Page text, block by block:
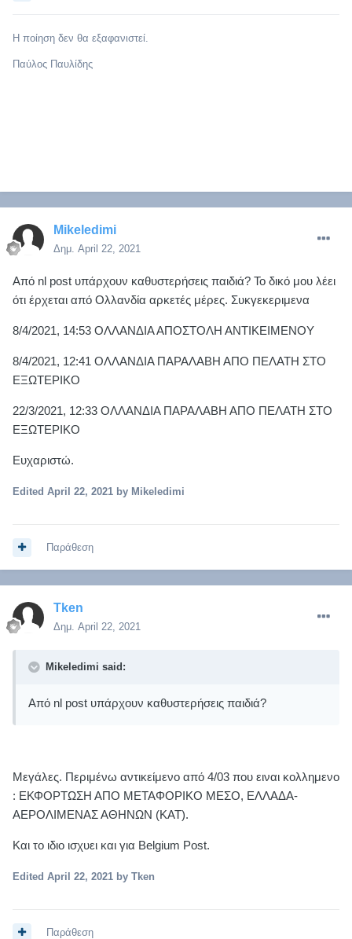
Η ποίηση δεν θα εξαφανιστεί.
Παύλος Παυλίδης
Mikeledimi
Δημ. April 22, 2021
Από nl post υπάρχουν καθυστερήσεις παιδιά? Το δικό μου λέει
ότι έρχεται από Ολλανδία αρκετές μέρες. Συκγεκεριμενα
8/4/2021, 14:53 ΟΛΛΑΝΔΙΑ ΑΠΟΣΤΟΛΗ ΑΝΤΙΚΕΙΜΕΝΟΥ
8/4/2021, 12:41 ΟΛΛΑΝΔΙΑ ΠΑΡΑΛΑΒΗ ΑΠΟ ΠΕΛΑΤΗ ΣΤΟ
ΕΞΩΤΕΡΙΚΟ
22/3/2021, 12:33 ΟΛΛΑΝΔΙΑ ΠΑΡΑΛΑΒΗ ΑΠΟ ΠΕΛΑΤΗ ΣΤΟ
ΕΞΩΤΕΡΙΚΟ
Ευχαριστώ.
Edited April 22, 2021 by Mikeledimi
Παράθεση
Tken
Δημ. April 22, 2021
Mikeledimi said:
Από nl post υπάρχουν καθυστερήσεις παιδιά?
Μεγάλες. Περιμένω αντικείμενο από 4/03 που ειναι κολλημενο
: ΕΚΦΟΡΤΩΣΗ ΑΠΟ ΜΕΤΑΦΟΡΙΚΟ ΜΕΣΟ, ΕΛΛΑΔΑ-
ΑΕΡΟΛΙΜΕΝΑΣ ΑΘΗΝΩΝ (ΚΑΤ).
Και το ιδιο ισχυει και για Belgium Post.
Edited April 22, 2021 by Tken
Παράθεση